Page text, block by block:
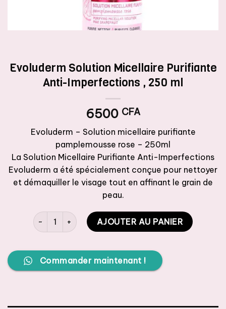
Evoluderm Solution Micellaire Purifiante
Anti-Imperfections , 250 ml
6500 CFA
Evoluderm – Solution micellaire purifiante
pamplemousse rose – 250ml
La Solution Micellaire Purifiante Anti-Imperfections
Evoluderm a été spécialement conçue pour nettoyer
et démaquiller le visage tout en affinant le grain de
peau.
quantité de Evoluderm Solution Micellaire Purifiante
AJOUTER AU PANIER
Commander maintenant !